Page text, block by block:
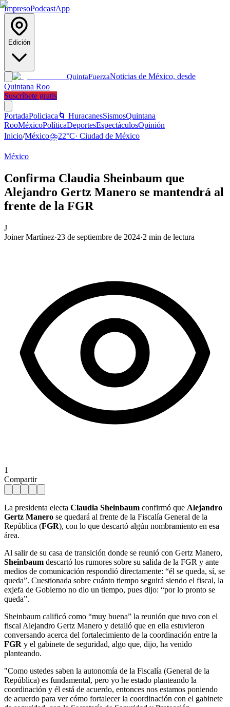
ImpresoPodcastApp
Edición
QuintaFuerzaNoticias de México, desde
Quintana Roo
Suscríbete gratis
PortadaPoliciaca 🌀 HuracanesSismosQuintana
RooMéxicoPolíticaDeportesEspectáculosOpinión
Inicio/México⛈️22°C· Ciudad de México
México
Confirma Claudia Sheinbaum que
Alejandro Gertz Manero se mantendrá al
frente de la FGR
J
Joiner Martínez·23 de septiembre de 2024·2 min de lectura
1
Compartir
La presidenta electa Claudia Sheinbaum confirmó que Alejandro
Gertz Manero se quedará al frente de la Fiscalía General de la
República (FGR), con lo que descartó algún nombramiento en esa
área.
Al salir de su casa de transición donde se reunió con Gertz Manero,
Sheinbaum descartó los rumores sobre su salida de la FGR y ante
medios de comunicación respondió directamente: “él se queda, sí, se
queda”. Cuestionada sobre cuánto tiempo seguirá siendo el fiscal, la
exjefa de Gobierno no dio un tiempo, pues dijo: “por lo pronto se
queda”.
Sheinbaum calificó como “muy buena” la reunión que tuvo con el
fiscal Alejandro Gertz Manero y detalló que en ella estuvieron
conversando acerca del fortalecimiento de la coordinación entre la
FGR y el gabinete de seguridad, algo que, dijo, ha venido
planteando.
"Como ustedes saben la autonomía de la Fiscalía (General de la
República) es fundamental, pero yo he estado planteando la
coordinación y él está de acuerdo, entonces nos estamos poniendo
de acuerdo para ver cómo fortalecer la coordinación con el gabinete